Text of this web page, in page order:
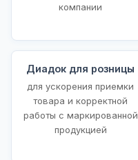
компании
Диадок для розницы
для ускорения приемки
товара и корректной
работы с маркированной
продукцией